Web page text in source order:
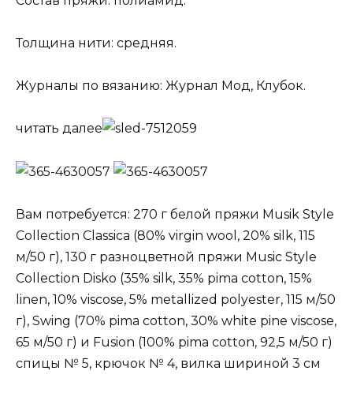
Толщина нити: средняя.
Журналы по вязанию: Журнал Мод, Клубок.
читать далее
Вам потребуется: 270 г белой пряжи Musik Style
Collection Classica (80% virgin wool, 20% silk, 115
м/50 г), 130 г разноцветной пряжи Music Style
Collection Disko (35% silk, 35% pima cotton, 15%
linen, 10% viscose, 5% metallized polyester, 115 м/50
г), Swing (70% pima cotton, 30% white pine viscose,
65 м/50 г) и Fusion (100% pima cotton, 92,5 м/50 г)
спицы № 5, крючок № 4, вилка шириной 3 см